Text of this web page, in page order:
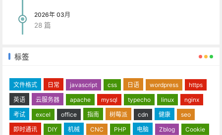
2026年 03月
28 篇
标签
文件格式 日常 javascript css 日语 wordpress
https
英语
云服务器 apache mysql typecho linux
nginx
考试
excel office 指南 树莓派 cdn 健康
seo
即时通讯
DIY 机械 CNC PHP 电脑 Zblog
Cookie